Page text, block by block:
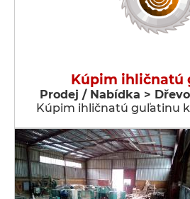
Kúpim ihličnatú
Prodej / Nabídka >
Kúpim ihličnatú guľatinu